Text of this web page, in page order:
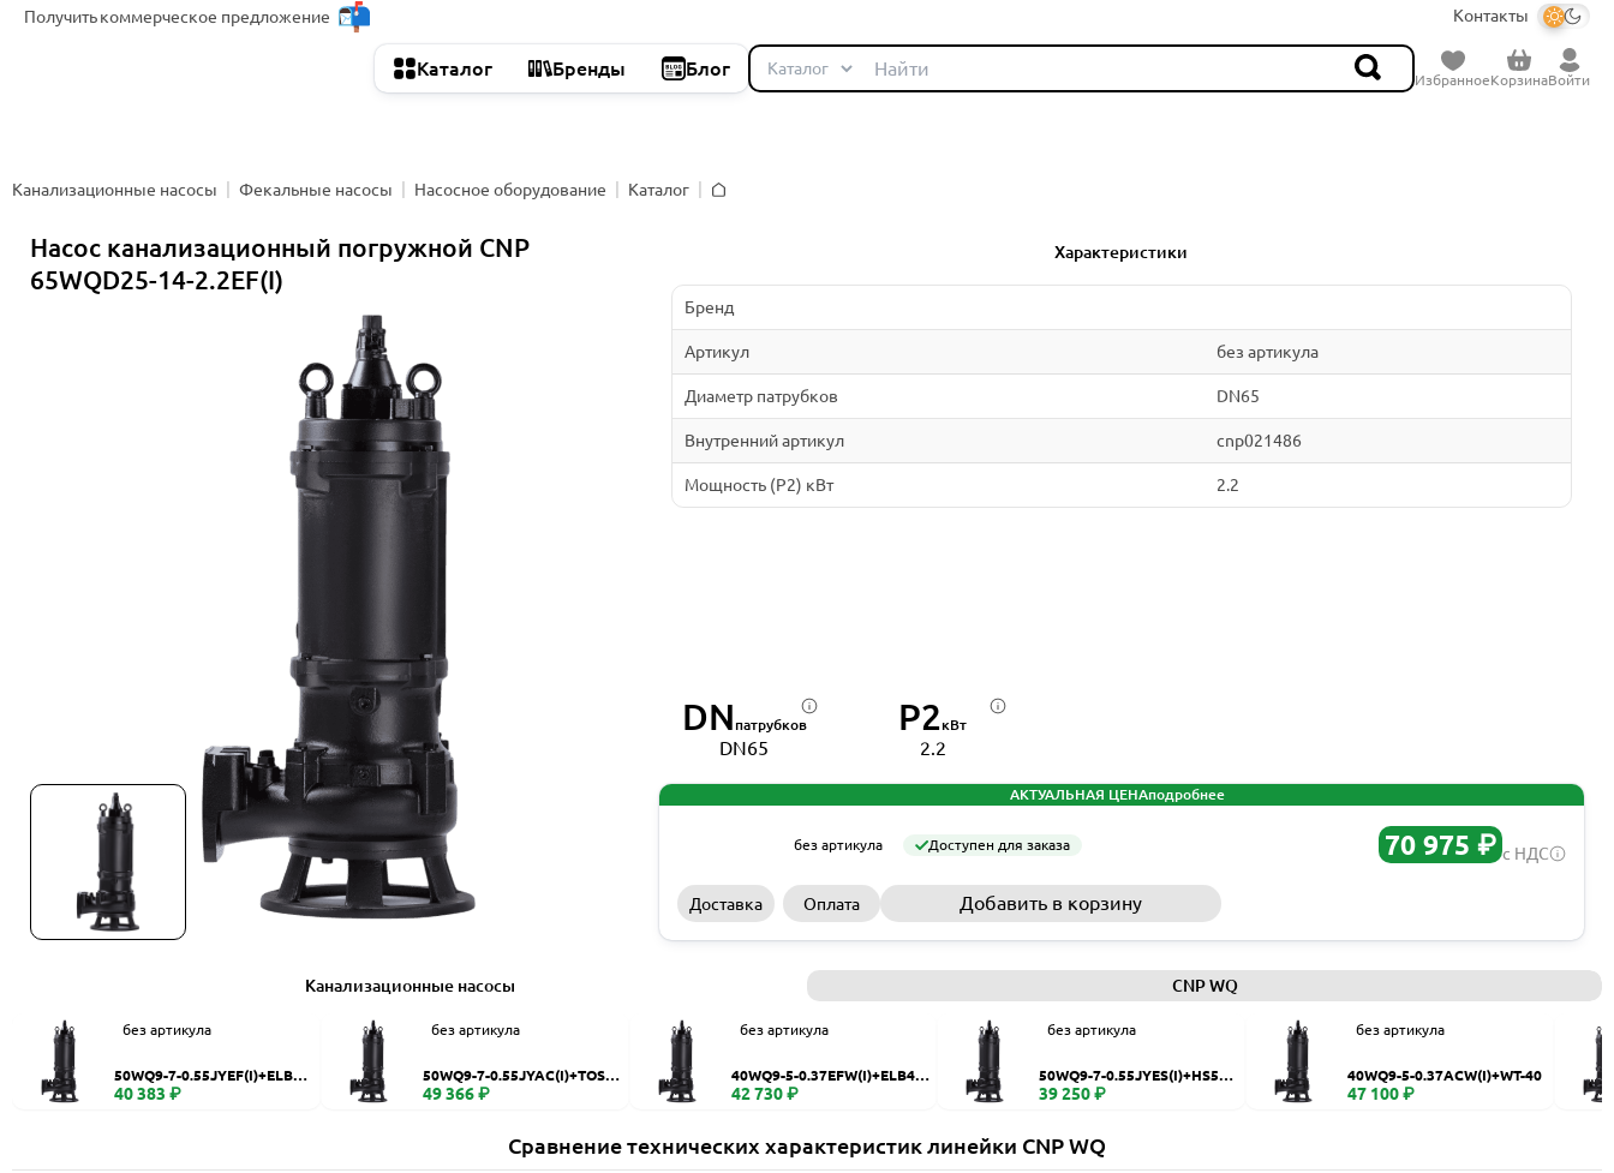
Получитькоммерческое предложение Контакты
Каталог Бренды Блог
ИзбранноеКорзинаВойти
Канализационные насосы Фекальные насосы Насосное оборудование
Каталог
Насос канализационный погружной CNP
65WQD25-14-2.2EF(I)
Характеристики
Бренд
Артикул без артикула
Диаметр патрубков DN65
Внутренний артикул cnp021486
Мощность (P2) кВт 2.2
DN патрубков
DN65
P2кВт
2.2
АКТУАЛЬНАЯ ЦЕНАподробнее
без артикула Доступен для заказа 70 975 ₽ с НДС
Доставка Оплата Добавить в корзину
Канализационные насосы CNP WQ
без артикула
50WQ9-7-0.55JYEF(I)+ELB50
WQ
40 383 ₽
без артикула
50WQ9-7-0.55JYAC(I)+TOS-5
0
49 366 ₽
без артикула
40WQ9-5-0.37EFW(I)+ELB40
WQ
42 730 ₽
без артикула
50WQ9-7-0.55JYES(I)+HS50
WQ
39 250 ₽
без артикула
40WQ9-5-0.37ACW(I)+WT-40
47 100 ₽
Сравнение технических характеристик линейки CNP WQ